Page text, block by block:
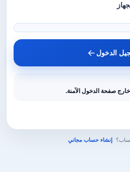
الدخول
صفحة الدخول الآمنة.
إنشاء حساب مجاني